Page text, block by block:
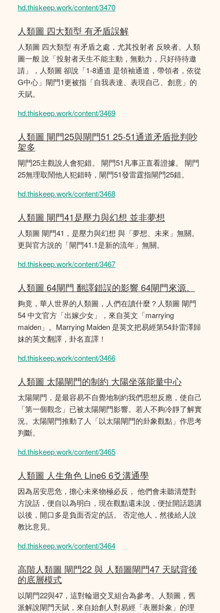
hd.thiskeep.work/content/3470
人類圖 四大類型 有矛盾誤解
人類圖 四大類型 有矛盾之處，尤其投射者 反映者。人類
圖一般 說「投射者天生不能主動，無動力，只好待待邀
請」，人類圖 卻說「1-8通道 是領袖通道，帶領者，依從
G中心」閘門1更被指「自我表達、表現自己、創意」的
天賦。
hd.thiskeep.work/content/3469
人類圖 閘門25與閘門51 25-51通道矛盾批判吵
架多
閘門25主觀說人會犯錯。 閘門51凡事正直看證據。 閘門
25無理取鬧他人犯錯時，閘門51發雷霆指閘門25錯。
hd.thiskeep.work/content/3468
人類圖 閘門41是壓力與幻想 並非夢想
人類圖 閘門41，是壓力與幻想 與「夢想、未來」無關。
更與官方說的「閘門41.1是新的流年」無關。
hd.thiskeep.work/content/3467
人類圖 64閘門 翻譯錯誤的影響 64閘門來源。
夠竟，華人世界的人類圖，人們在讀什麼？人類圖 閘門
54 中文官方「出嫁少女」，來自英文「marrying
maiden」。Marrying Maiden 是英文把易經第54卦雷澤歸
妹的英文翻譯，卦名直譯！
hd.thiskeep.work/content/3466
人類圖 太陽閘門的制約 大陽坐落能量中心
太陽閘門，是最容易不自覺地制約我們思想反應，使自己
「第一個觀念」已被太陽閘門影響。若人不夠冷靜了解實
況。太陽閘門推動了人「以太陽閘門的卦象觀點」作思考
判斷。
hd.thiskeep.work/content/3465
人類圖 人生角色 Line6 6爻溝通學
因為居安思危，擔心未來物極必反， 他們會未聽清楚對
方說話，便自以為明白，現在觀點還未說，便扯開話題講
以後，開口多是負面否定的話。 否定他人，然後給人說
教比意見。
hd.thiskeep.work/content/3464
高階人類圖 閘門22 與 人類圖閘門47 天賦背後
的底層模式
以閘門22與47，這對輪迴交叉組合為參考。人類圖，舊
派解說閘門天賦，來自始創人對易經「表層卦象」的理